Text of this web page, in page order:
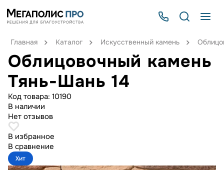
Главная Каталог Искусственный камень
Облицовочный камень
Тянь-Шань 14
Код товара: 10190
В наличии
Нет отзывов
В избранное
В сравнение
Хит